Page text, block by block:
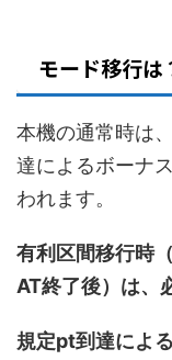
モード移行は
本機の通常時は
達によるボーナ
われます。
有利区間移行時
AT終了後）は、
規定pt到達によ